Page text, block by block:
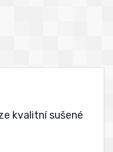
kvalitní sušené